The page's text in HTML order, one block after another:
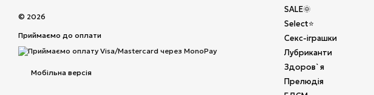
© 2026
Приймаємо до оплати
Мобільна версія
SALE🌞
Select⭐
Секс-іграшки
Лубриканти
Здоров`я
Прелюдія